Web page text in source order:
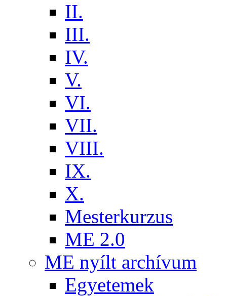
II.
III.
IV.
V.
VI.
VII.
VIII.
IX.
X.
Mesterkurzus
ME 2.0
ME nyílt archívum
Egyetemek